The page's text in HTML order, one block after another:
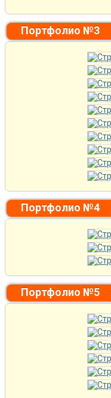
Портфолио №3
Портфолио №4
Портфолио №5